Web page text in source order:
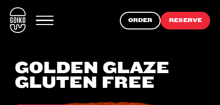
ORDER RESERVE
GOLDEN GLAZE
GLUTEN FREE